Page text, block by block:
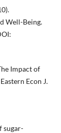
Well-Being.
Impact of
Econ J.
sugar-